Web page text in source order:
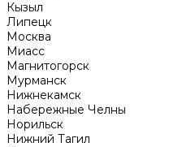
Кызыл
Липецк
Москва
Миасс
Магнитогорск
Мурманск
Нижнекамск
Набережные Челны
Норильск
Нижний Тагил